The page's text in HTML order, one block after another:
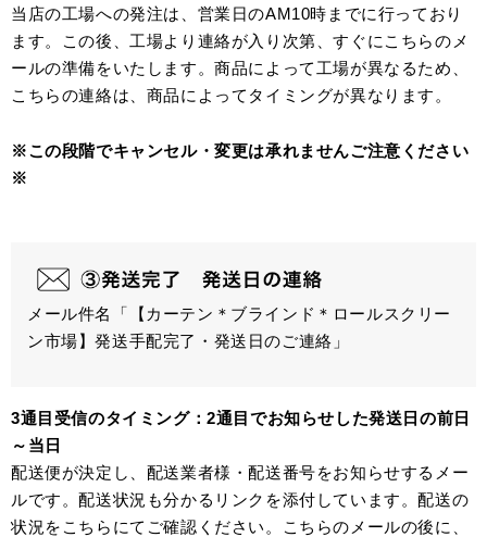
当店の工場への発注は、営業日のAM10時までに行っており
ます。この後、工場より連絡が入り次第、すぐにこちらのメ
ールの準備をいたします。商品によって工場が異なるため、
こちらの連絡は、商品によってタイミングが異なります。
※この段階でキャンセル・変更は承れませんご注意ください
※
メール件名「【カーテン＊ブラインド＊ロールスクリー
ン市場】発送手配完了・発送日のご連絡」
3通目受信のタイミング：2通目でお知らせした発送日の前日
～当日
配送便が決定し、配送業者様・配送番号をお知らせするメー
ルです。配送状況も分かるリンクを添付しています。配送の
状況をこちらにてご確認ください。こちらのメールの後に、